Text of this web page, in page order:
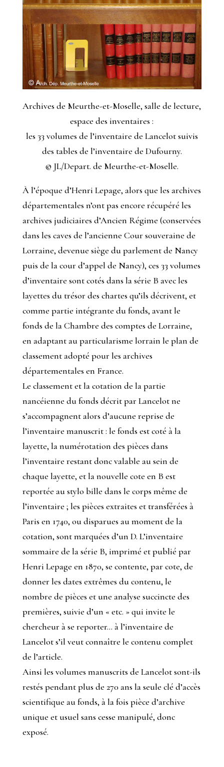
Archives de Meurthe-et-Moselle, salle de lecture,
espace des inventaires :
les 33 volumes de l’inventaire de Lancelot suivis
des tables de l’inventaire de Dufourny.
© JL/Depart. de Meurthe-et-Moselle.
À l’époque d’Henri Lepage, alors que les archives
départementales n’ont pas encore récupéré les
archives judiciaires d’Ancien Régime (conservées
dans les caves de l’ancienne Cour souveraine de
Lorraine, devenue siège du parlement de Nancy
puis de la cour d’appel de Nancy), ces 33 volumes
d’inventaire sont cotés dans la série B avec les
layettes du trésor des chartes qu’ils décrivent, et
comme partie intégrante du fonds, avant le
fonds de la Chambre des comptes de Lorraine,
en adaptant au particularisme lorrain le plan de
classement adopté pour les archives
départementales en France.
Le classement et la cotation de la partie
nancéienne du fonds décrit par Lancelot ne
s’accompagnent alors d’aucune reprise de
l’inventaire manuscrit : le fonds est coté à la
layette, la numérotation des pièces dans
l’inventaire restant donc valable au sein de
chaque layette, et la nouvelle cote en B est
reportée au stylo bille dans le corps même de
l’inventaire ; les pièces extraites et transférées à
Paris en 1740, ou disparues au moment de la
cotation, sont marquées d’un D. L’inventaire
sommaire de la série B, imprimé et publié par
Henri Lepage en 1870, se contente, par cote, de
donner les dates extrêmes du contenu, le
nombre de pièces et une analyse succincte des
premières, suivie d’un « etc. » qui invite le
chercheur à se reporter… à l’inventaire de
Lancelot s’il veut connaître le contenu complet
de l’article.
Ainsi les volumes manuscrits de Lancelot sont-ils
restés pendant plus de 270 ans la seule clé d’accès
scientifique au fonds, à la fois pièce d’archive
unique et usuel sans cesse manipulé, donc
exposé.